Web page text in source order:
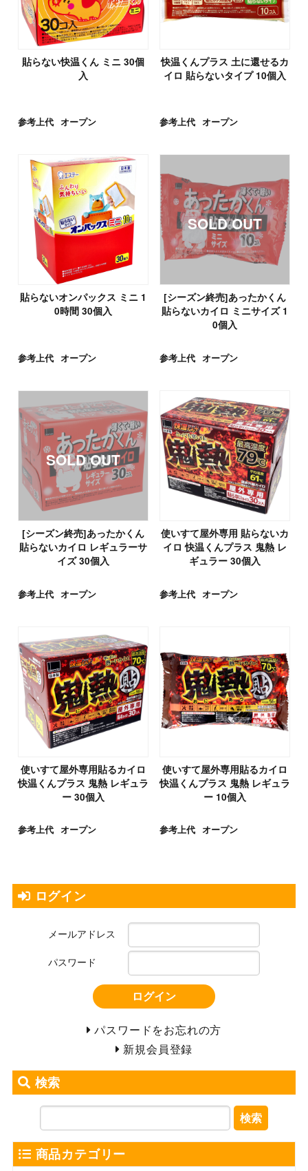
貼らない快温くん ミニ 30個
入
参考上代 オープン
快温くんプラス 土に還せるカ
イロ 貼らないタイプ 10個入
参考上代 オープン
貼らないオンパックス ミニ 1
0時間 30個入
参考上代 オープン
[シーズン終売]あったかくん
貼らないカイロ ミニサイズ 1
0個入
参考上代 オープン
[シーズン終売]あったかくん
貼らないカイロ レギュラーサ
イズ 30個入
参考上代 オープン
使いすて屋外専用 貼らないカ
イロ 快温くんプラス 鬼熱 レ
ギュラー 30個入
参考上代 オープン
使いすて屋外専用貼るカイロ
快温くんプラス 鬼熱 レギュラ
ー 30個入
参考上代 オープン
使いすて屋外専用貼るカイロ
快温くんプラス 鬼熱 レギュラ
ー 10個入
参考上代 オープン
ログイン
メールアドレス
パスワード
ログイン
パスワードをお忘れの方
新規会員登録
検索
検索
商品カテゴリー